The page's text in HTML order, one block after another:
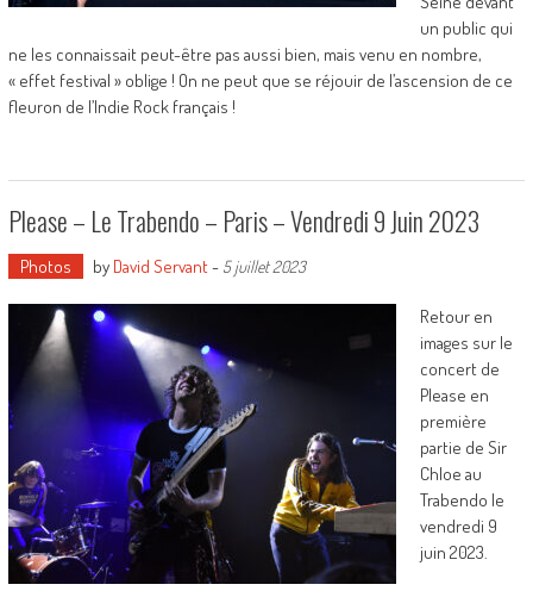
un public qui
ne les connaissait peut-être pas aussi bien, mais venu en nombre,
« effet festival » oblige ! On ne peut que se réjouir de l’ascension de ce
fleuron de l’Indie Rock français !
Please – Le Trabendo – Paris – Vendredi 9 Juin 2023
Photos by David Servant- 5 juillet 2023
Retour en
images sur le
concert de
Please en
première
partie de Sir
Chloe au
Trabendo le
vendredi 9
juin 2023.